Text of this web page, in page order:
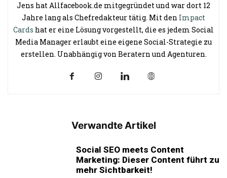
Jens hat Allfacebook.de mitgegründet und war dort 12
Jahre lang als Chefredakteur tätig. Mit den Impact
Cards hat er eine Lösung vorgestellt, die es jedem Social
Media Manager erlaubt eine eigene Social-Strategie zu
erstellen. Unabhängig von Beratern und Agenturen.
Verwandte Artikel
Social SEO meets Content
Marketing: Dieser Content führt zu
mehr Sichtbarkeit!